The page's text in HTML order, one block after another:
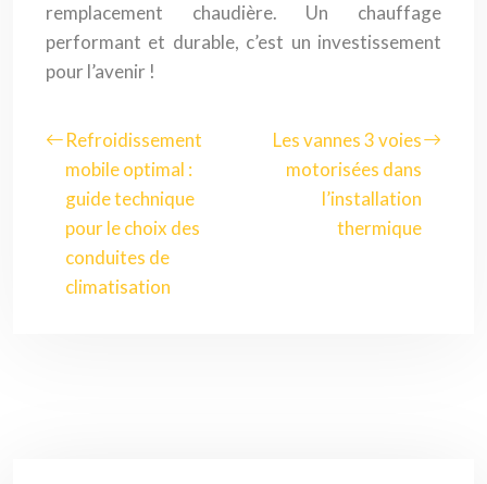
remplacement chaudière. Un chauffage
performant et durable, c’est un investissement
pour l’avenir !
Refroidissement
mobile optimal :
guide technique
pour le choix des
conduites de
climatisation
Les vannes 3 voies
motorisées dans
l’installation
thermique